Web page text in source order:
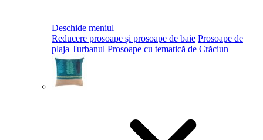
Deschide meniul
Reducere prosoape și prosoape de baie Prosoape de
plaja Turbanul Prosoape cu tematică de Crăciun